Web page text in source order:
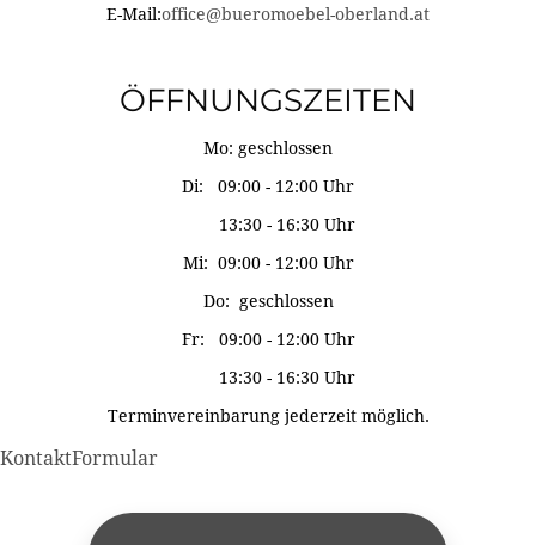
E-Mail:office@bueromoebel-oberland.at
ÖFFNUNGSZEITEN
Mo: geschlossen
Di: 09:00 - 12:00 Uhr
13:30 - 16:30 Uhr
Mi: 09:00 - 12:00 Uhr
Do: geschlossen
Fr: 09:00 - 12:00 Uhr
13:30 - 16:30 Uhr
Terminvereinbarung jederzeit möglich.
KontaktFormular